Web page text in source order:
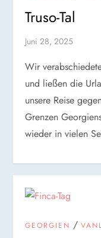
Truso-Tal
Juni 28, 2025
Wir
und ließen die
unsere Reise
Grenzen
wieder in vielen
GEORGIEN /